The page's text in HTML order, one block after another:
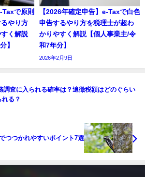
Taxで原則
やり方
く解説
】
【2026年確定申告】e-Taxで白色
申告するやり方を税理士が超わ
かりやすく解説【個人事業主/令
和7年分】
2026年2月9日
調査に入られる確率は？追徴税額はどのぐらい
れる？
つつかれやすいポイント7選